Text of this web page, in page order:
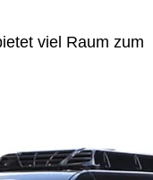
viel Raum zum